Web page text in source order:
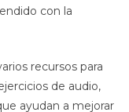
con la
recursos para
de audio,
ayudan a mejorar